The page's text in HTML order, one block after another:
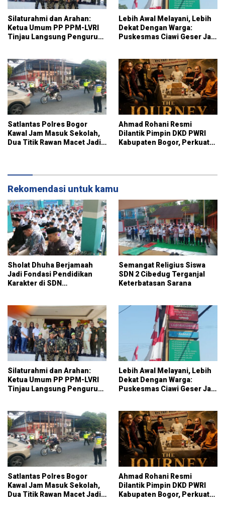
Silaturahmi dan Arahan:
Ketua Umum PP PPM-LVRI
Tinjau Langsung Pengurus
Lebih Awal Melayani, Lebih
Dekat Dengan Warga:
Puskesmas Ciawi Geser Jam
Satlantas Polres Bogor
Kawal Jam Masuk Sekolah,
Dua Titik Rawan Macet Jadi
Ahmad Rohani Resmi
Dilantik Pimpin DKD PWRI
Kabupaten Bogor, Perkuat
Rekomendasi untuk kamu
Sholat Dhuha Berjamaah
Jadi Fondasi Pendidikan
Karakter di SDN
Semangat Religius Siswa
SDN 2 Cibedug Terganjal
Keterbatasan Sarana
Silaturahmi dan Arahan:
Ketua Umum PP PPM-LVRI
Tinjau Langsung Pengurus
Lebih Awal Melayani, Lebih
Dekat Dengan Warga:
Puskesmas Ciawi Geser Jam
Satlantas Polres Bogor
Kawal Jam Masuk Sekolah,
Dua Titik Rawan Macet Jadi
Ahmad Rohani Resmi
Dilantik Pimpin DKD PWRI
Kabupaten Bogor, Perkuat